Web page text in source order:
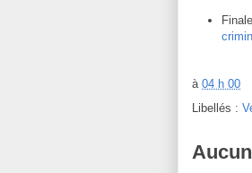
à 04 h 00
Libellés :